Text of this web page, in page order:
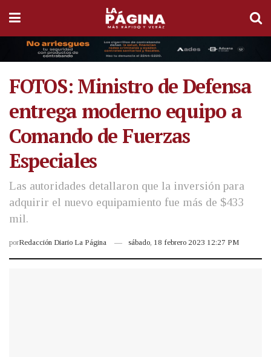
FOTOS: Ministro de Defensa
entrega moderno equipo a
Comando de Fuerzas
Especiales
Las autoridades detallaron que la inversión para
adquirir el nuevo equipamiento fue más de $433
mil.
porRedacción Diario La Página sábado, 18 febrero 2023 12:27 PM